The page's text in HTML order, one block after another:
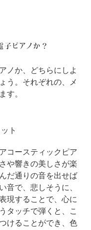
子ピアノか？
ノか、どちらにしよ
う。それぞれの、メ
す。
ト
コースティックピア
や響きの美しさが楽
だ通りの音を出せば
音で、悲しそうに、
現することで、心に
タッチで弾くと、こ
けることができ、色